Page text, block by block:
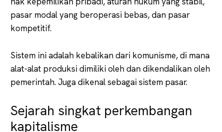
pasar modal yang beroperasi bebas, dan pasar
kompetitif.
Sistem ini adalah kebalikan dari komunisme, di mana
alat-alat produksi dimiliki oleh dan dikendalikan oleh
pemerintah. Juga dikenal sebagai sistem pasar.
Sejarah singkat perkembangan
kapitalisme